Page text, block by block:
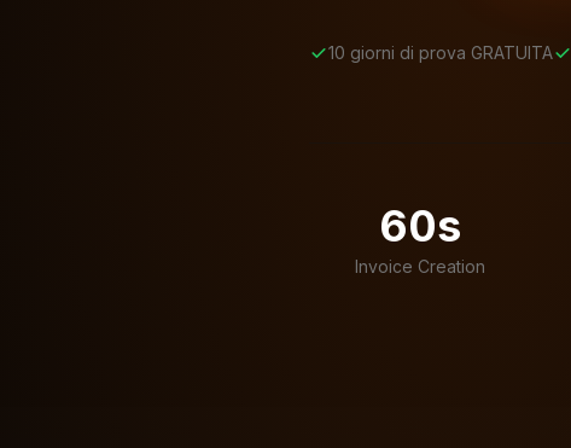
10 giorni di prova GRATUITA
60s
Invoice Creation